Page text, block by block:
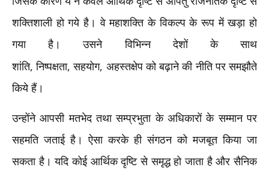
शक्तिशाली हो गये है। वे महाशक्ति के विकल्प के रूप में खड़ा हो
गया है। उसने विभिन्न देशों के साथ
शांति,निष्पक्षता,सहयोग, अहस्तक्षेप को बढ़ाने की नीति पर समझौते
किये हैं।
उन्होंने आपसी मतभेद तथा सम्प्रभुता के अधिकारों के सम्मान पर
सहमति जताई है। ऐसा करके ही संगठन को मजबूत किया जा
सकता है। यदि कोई आर्थिक दृष्टि से समृद्ध हो जाता है और सैनिक